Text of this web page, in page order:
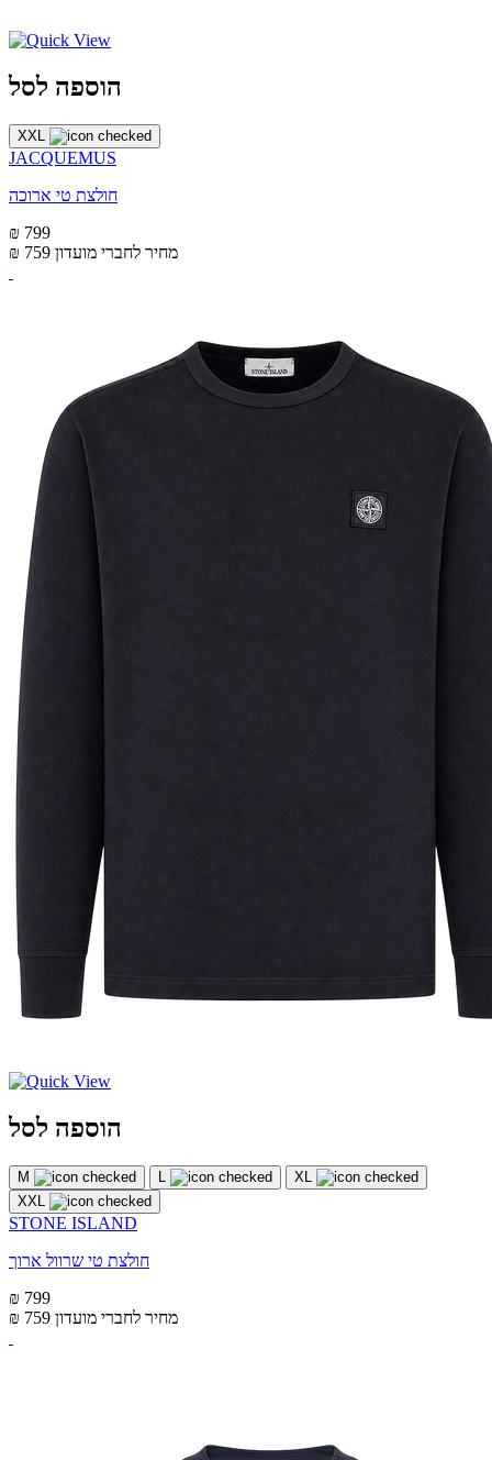
הוספה לסל
XXL
JACQUEMUS
חולצת טי ארוכה
₪ 799
₪ 759 מחיר לחברי מועדון
הוספה לסל
M
XL
XXL
STONE ISLAND
חולצת טי שרוול ארוך
₪ 799
₪ 759 מחיר לחברי מועדון